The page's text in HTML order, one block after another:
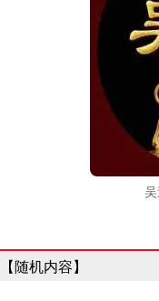
【随机内容】